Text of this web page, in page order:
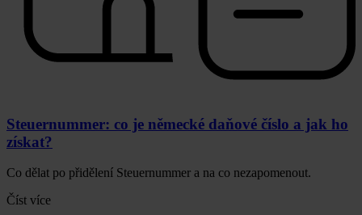
Steuernummer: co je německé daňové číslo a jak ho
získat?
Co dělat po přidělení Steuernummer a na co nezapomenout.
Číst více